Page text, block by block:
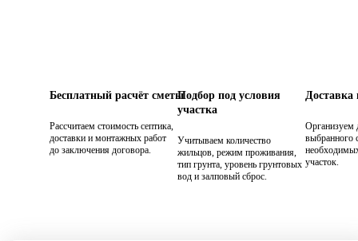
Бесплатный расчёт сметы
Рассчитаем стоимость септика,
доставки и монтажных работ
до заключения договора.
Подбор под условия
участка
Учитываем количество
жильцов, режим проживания,
тип грунта, уровень грунтовых
вод и залповый сброс.
Организуем
выбранного
участок.